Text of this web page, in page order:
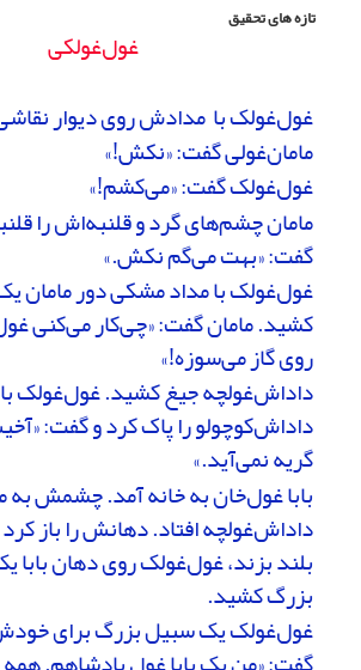
تازه های تحقیق
غول‌غولکی
غول‌غولک با مدادش روی دیوار
مامان‌غولی گفت: «نکش!»
غول‌غولک گفت: «می‌کشم!»
مامان چشم‌های گرد و قلنبه‌اش را
گفت: «بهت می‌گم نکش.»
غول‌غولک با مداد مشکی دور مامان
کشید. مامان گفت: «چی‌کار می‌کنی
روی گاز می‌سوزه!»
داداش‌غولچه جیغ کشید. غول‌غولک
داداش‌کوچولو را پاک کرد و گفت:
گریه نمی‌آید.»
بابا غول‌خان به خانه آمد. چشمش به
داداش‌غولچه افتاد. دهانش را باز
بلند بزند، غول‌غولک روی دهان
بزرگ کشید.
غول‌غولک یک سبیل بزرگ برای